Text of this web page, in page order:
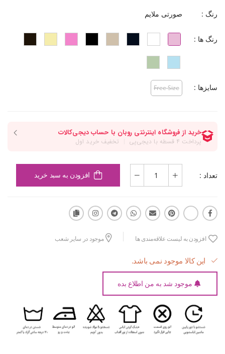
رنگ : صورتی ملایم
رنگ ها :
سایزها : Free Size
تعداد : افزودن به سبد خرید
افزودن به لیست علاقه‌مندی ها موجود در سایر شعب
این کالا موجود نمی باشد.
موجود شد به من اطلاع بده